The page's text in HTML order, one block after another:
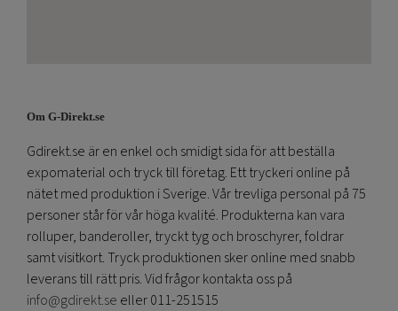
Om G-Direkt.se
Gdirekt.se är en enkel och smidigt sida för att beställa
expomaterial och tryck till företag. Ett tryckeri online på
nätet med produktion i Sverige. Vår trevliga personal på 75
personer står för vår höga kvalité. Produkterna kan vara
rolluper, banderoller, tryckt tyg och broschyrer, foldrar
samt visitkort. Tryck produktionen sker online med snabb
leverans till rätt pris. Vid frågor kontakta oss på
info@gdirekt.se eller 011-251515